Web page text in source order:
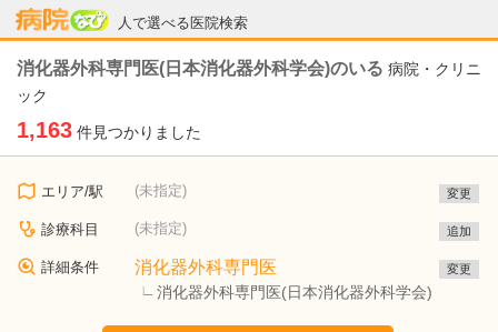
人で選べる医院検索
病院なび
消化器外科専門医(日本消化器外科学会)のいる 病院・クリニ
ック
1,163 件見つかりました
エリア/駅 (未指定) 変更
診療科目 (未指定) 追加
詳細条件 消化器外科専門医
消化器外科専門医(日本消化器外科学会)
変更